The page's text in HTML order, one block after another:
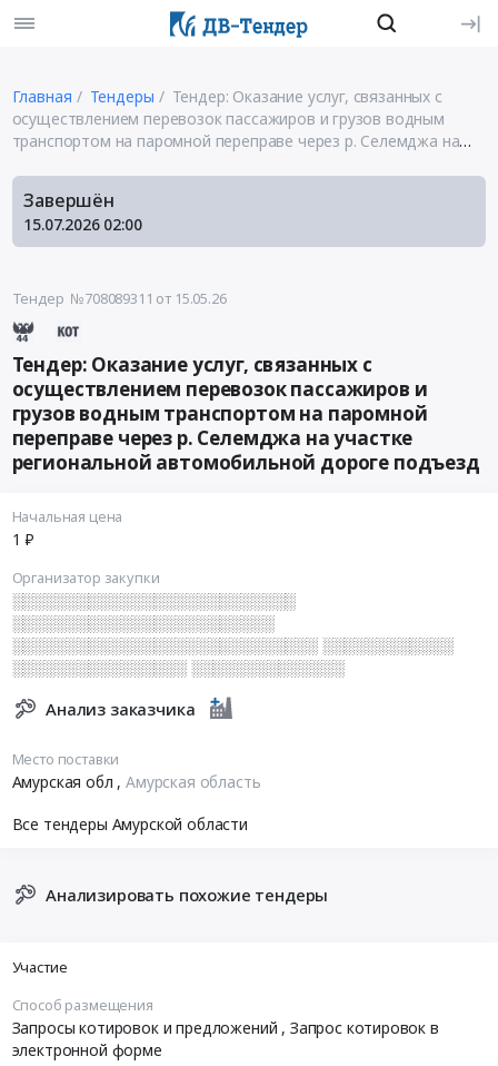
Главная Тендеры
Тендер: Оказание услуг, связанных с
осуществлением перевозок пассажиров и грузов водным
транспортом на паромной переправе через р. Селемджа на
Завершён
15.07.2026 02:00
Тендер №708089311 от 15.05.26
Тендер: Оказание услуг, связанных с
осуществлением перевозок пассажиров и
грузов водным транспортом на паромной
переправе через р. Селемджа на участке
региональной автомобильной дороге подъезд
Начальная цена
1 ₽
Организатор закупки
░░░░░░░░░░░░░░░░░░░░░░░░░░
░░░░░░░░░░░░░░░░░░░░░░░░
░░░░░░░░░░░░░░░░░░░░░░░░░░░░ ░░░░░░░░░░░░
░░░░░░░░░░░░░░░░ ░░░░░░░░░░░░░░
Анализ заказчика
Место поставки
Амурская обл ,Амурская область
Все тендеры Амурской области
Анализировать похожие тендеры
Участие
Способ размещения
Запросы котировок и предложений , Запрос котировок в
электронной форме